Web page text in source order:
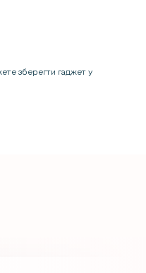
зберегти гаджет у